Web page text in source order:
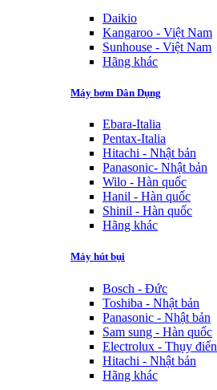
Daikio
Kangaroo - Việt Nam
Sunhouse - Việt Nam
Hãng khác
Máy bơm Dân Dụng
Ebara-Italia
Pentax-Italia
Hitachi - Nhật bản
Panasonic- Nhật bản
Wilo - Hàn quốc
Hanil - Hàn quốc
Shinil - Hàn quốc
Hãng khác
Máy hút bụi
Bosch - Đức
Toshiba - Nhật bản
Panasonic - Nhật bản
Sam sung - Hàn quốc
Electrolux - Thụy điển
Hitachi - Nhật bản
Hãng khác